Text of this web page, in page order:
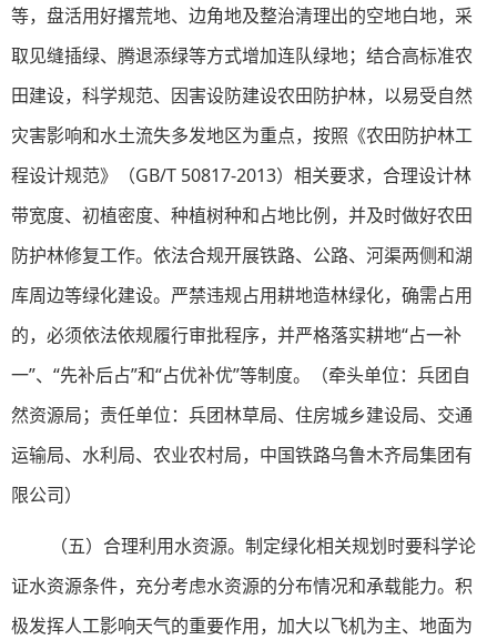
等，盘活用好撂荒地、边角地及整治清理出的空地白地，采
取见缝插绿、腾退添绿等方式增加连队绿地；结合高标准农
田建设，科学规范、因害设防建设农田防护林，以易受自然
灾害影响和水土流失多发地区为重点，按照《农田防护林工
程设计规范》（GB/T 50817-2013）相关要求，合理设计林
带宽度、初植密度、种植树种和占地比例，并及时做好农田
防护林修复工作。依法合规开展铁路、公路、河渠两侧和湖
库周边等绿化建设。严禁违规占用耕地造林绿化，确需占用
的，必须依法依规履行审批程序，并严格落实耕地“占一补
一”、“先补后占”和“占优补优”等制度。（牵头单位：兵团自
然资源局；责任单位：兵团林草局、住房城乡建设局、交通
运输局、水利局、农业农村局，中国铁路乌鲁木齐局集团有
限公司）
（五）合理利用水资源。制定绿化相关规划时要科学论
证水资源条件，充分考虑水资源的分布情况和承载能力。积
极发挥人工影响天气的重要作用，加大以飞机为主、地面为